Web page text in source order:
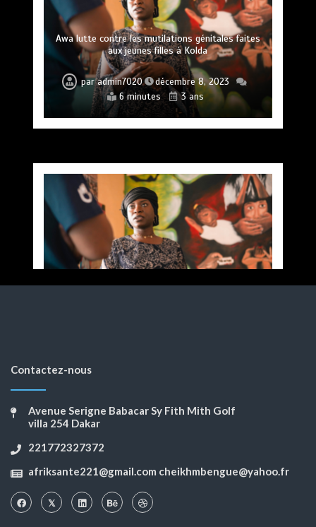
Awa lutte contre les mutilations génitales faites
aux jeunes filles à Kolda
paradmin7020
décembre 8, 2023
6 minutes
3 ans
Contactez-nous
Avenue Serigne Babacar Sy Fith Mith Golf
villa 254 Dakar
221772327372
afriksante221@gmail.com cheikhmbengue@yahoo.fr